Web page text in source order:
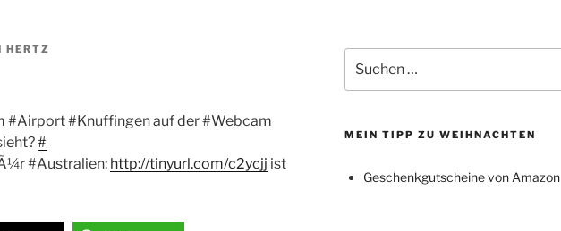
HERTZ
#Airport #Knuffingen auf der #Webcam
#
#Australien: http://tinyurl.com/c2ycjj ist
nach:
MEIN TIPP ZU WEIHNACHTEN
Geschenkgutscheine von Amazon